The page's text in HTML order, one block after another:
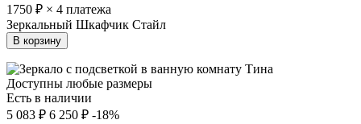
1750 ₽ × 4 платежа
Зеркальный Шкафчик Стайл
В корзину
Доступны любые размеры
Есть в наличии
5 083 ₽ 6 250 ₽ -18%